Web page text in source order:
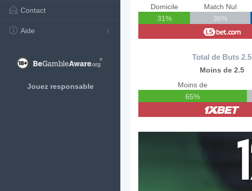
Contact
Aide
Jouez responsable
Domicile
31%
Match Nul
36%
Total de Buts 2.5
Moins de 2.5
Moins de
65%